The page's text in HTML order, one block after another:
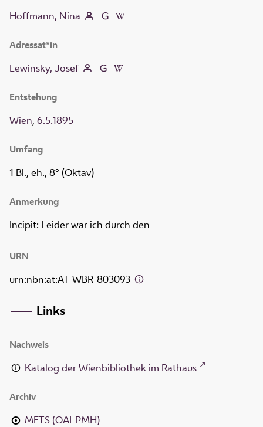
Hoffmann, Nina
Adressat*in
Lewinsky, Josef
Entstehung
Wien, 6.5.1895
Umfang
1 Bl., eh., 8° (Oktav)
Anmerkung
Incipit: Leider war ich durch den
URN
urn:nbn:at:AT-WBR-803093
Links
Nachweis
Katalog der Wienbibliothek im Rathaus
Archiv
METS (OAI-PMH)